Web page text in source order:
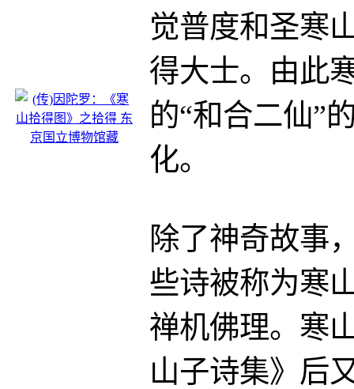
觉普度和圣寒
得大士。由此
的“和合二仙”
化。
除了神奇故事
些诗被称为寒
禅机佛理。寒
山子诗集》后